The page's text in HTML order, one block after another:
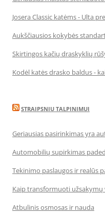
Josera Classic katėms - Ulta
Aukščiausios kokybės
Skirtingos kačių draskyklių
Kodėl katės drasko baldus -
STRAIPSNIU TALPINIMUI
Geriausias pasirinkimas yra
Automobilių supirkimas
Tekinimo paslaugos ir realūs
Kaip transformuoti užsakymų
Atbulinis osmosas ir nauda